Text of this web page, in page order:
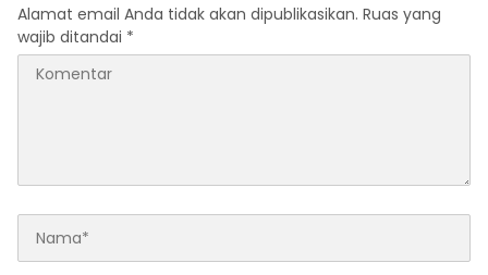
Alamat email Anda tidak akan dipublikasikan. Ruas yang
wajib ditandai *